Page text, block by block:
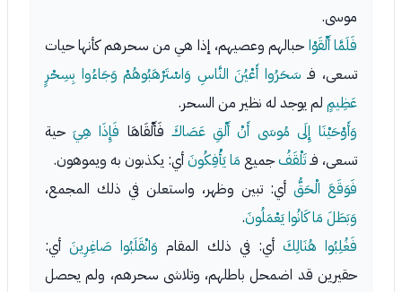
موسى.
فَلَمَّا أَلْقَوْا حبالهم وعصيهم، إذا هي من سحرهم كأنها حيات
تسعى، فـ سَحَرُوا أَعْيُنَ النَّاسِ وَاسْتَرْهَبُوهُمْ وَجَاءُوا بِسِحْرٍ
عَظِيمٍ لم يوجد له نظير من السحر.
وَأَوْحَيْنَا إِلَى مُوسَى أَنْ أَلْقِ عَصَاكَ فَأَلْقَاهَا فَإِذَا هِيَحية
تسعى، فـتَلْقَفُجميع مَا يَأْفِكُونَأي: يكذبون به ويموهون.
فَوَقَعَ الْحَقُّ أي: تبين وظهر، واستعلن في ذلك المجمع،
وَبَطَلَ مَا كَانُوا يَعْمَلُونَ.
فَغُلِبُوا هُنَالِكَ أي: في ذلك المقام وَانْقَلَبُوا صَاغِرِينَأي:
حقيرين قد اضمحل باطلهم، وتلاشى سحرهم، ولم يحصل